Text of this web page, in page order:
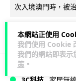
本網站正使用
我們使用 Cookie
我們的網站即表示
策 。
次入境澳門時，被
532 75